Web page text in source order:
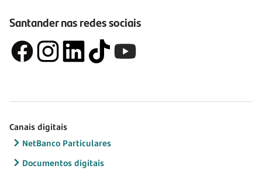
Santander nas redes sociais
Canais digitais
NetBanco Particulares
Documentos digitais